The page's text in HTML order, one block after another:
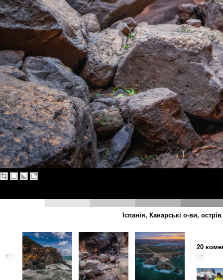
Іспанія, Канарські о-ви,
20